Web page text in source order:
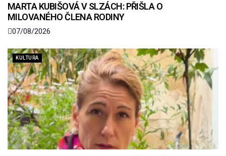
MARTA KUBIŠOVÁ V SLZÁCH: PŘIŠLA O
MILOVANÉHO ČLENA RODINY
07/08/2026
KULTURA